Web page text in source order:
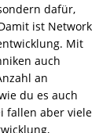
dafür,
ist Network
Mit
auch
an
du es auch
fallen aber viele